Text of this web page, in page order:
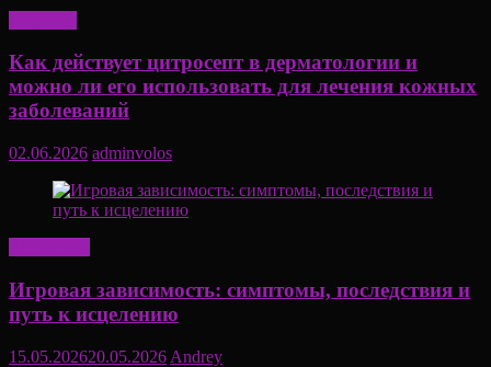
Как действует цитросепт в дерматологии и
можно ли его использовать для лечения кожных
заболеваний
02.06.2026 adminvolos
Игровая зависимость: симптомы, последствия и
путь к исцелению
15.05.202620.05.2026 Andrey